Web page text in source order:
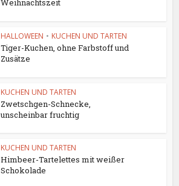
Weihnachtszeit
HALLOWEEN • KUCHEN UND TARTEN
Tiger-Kuchen, ohne Farbstoff und
Zusätze
KUCHEN UND TARTEN
Zwetschgen-Schnecke,
unscheinbar fruchtig
KUCHEN UND TARTEN
Himbeer-Tartelettes mit weißer
Schokolade